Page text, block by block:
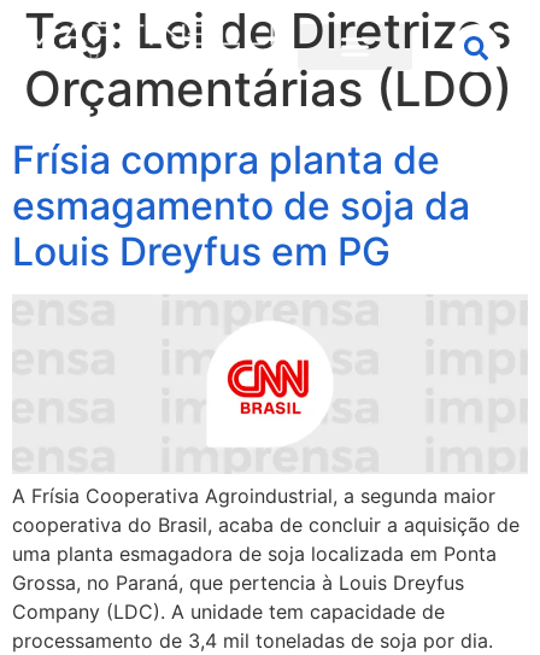
Tag: Lei de Diretrizes
Orçamentárias (LDO)
Frísia compra planta de
esmagamento de soja da
Louis Dreyfus em PG
A Frísia Cooperativa Agroindustrial, a segunda maior
cooperativa do Brasil, acaba de concluir a aquisição de
uma planta esmagadora de soja localizada em Ponta
Grossa, no Paraná, que pertencia à Louis Dreyfus
Company (LDC). A unidade tem capacidade de
processamento de 3,4 mil toneladas de soja por dia.